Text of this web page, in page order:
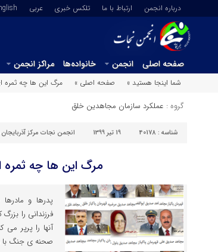
درباره انجمن ارتباط با ما تلکس خبری عربي
صفحه اصلی انجمن خانواده‌ها مراکز انجمن
شما اینجا هستید »
صفحه اصلی » مرگ این ها چه ثمره
گروه : عملکرد سازمان مجاهدین خلق
شناسه : 40178 19 تیر 1399 انجمن نجات مرکز
مرگ این ها چه ثمره
پدرها و
فرزندانی را
آنها را پرپر
صحنه ی جنگ با